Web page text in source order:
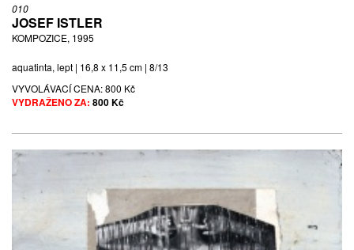
010
JOSEF ISTLER
KOMPOZICE, 1995
aquatinta, lept | 16,8 x 11,5 cm | 8/13
VYVOLÁVACÍ CENA:800 Kč
VYDRAŽENO ZA: 800 Kč